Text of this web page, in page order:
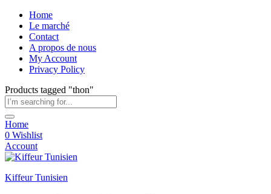
Home
Le marché
Contact
A propos de nous
My Account
Privacy Policy
Products tagged "thon"
Home
0 Wishlist
Account
Kiffeur Tunisien